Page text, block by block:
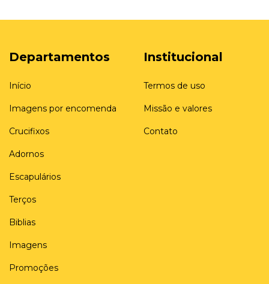
Departamentos
Início
Imagens por encomenda
Crucifixos
Adornos
Escapulários
Terços
Biblias
Imagens
Promoções
Institucional
Termos de uso
Missão e valores
Contato